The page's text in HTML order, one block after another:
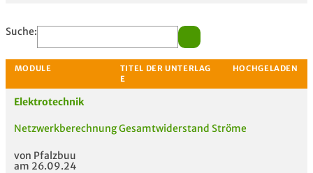
Suche:
Elektrotechnik
Netzwerkberechnung Gesamtwiderstand Ströme
von Pfalzbuu
am 26.09.24